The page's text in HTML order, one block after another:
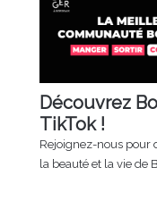
Découvrez
TikTok !
Rejoignez-nous pour
la beauté et la vie de